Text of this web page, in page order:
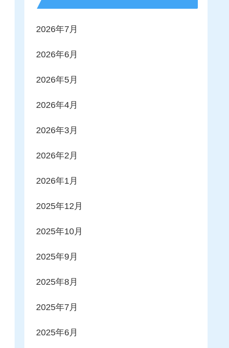
2026年7月
2026年6月
2026年5月
2026年4月
2026年3月
2026年2月
2026年1月
2025年12月
2025年10月
2025年9月
2025年8月
2025年7月
2025年6月